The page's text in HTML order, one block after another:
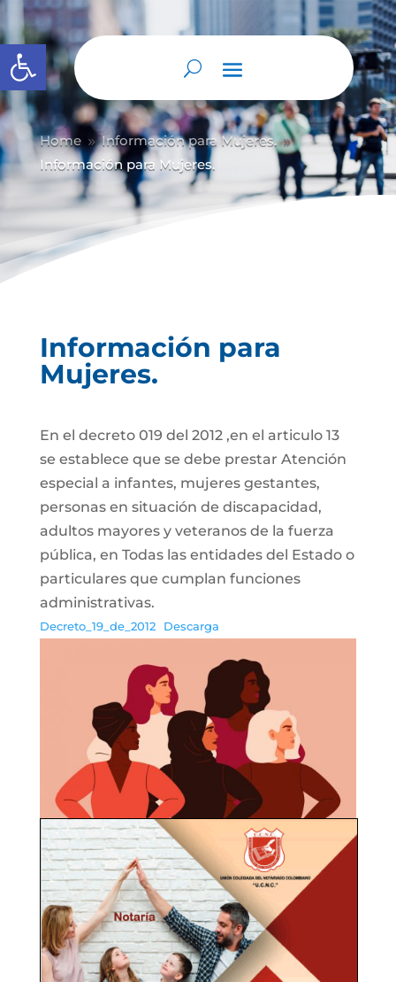
Abrir barra de herramientas
Home 9 Información para Mujeres. 9
Información para Mujeres.
Información para
Mujeres.
En el decreto 019 del 2012 ,en el articulo 13
se establece que se debe prestar Atención
especial a infantes, mujeres gestantes,
personas en situación de discapacidad,
adultos mayores y veteranos de la fuerza
pública, en Todas las entidades del Estado o
particulares que cumplan funciones
administrativas.
Decreto_19_de_2012 Descarga